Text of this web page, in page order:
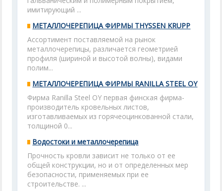
имитирующий ...
МЕТАЛЛОЧЕРЕПИЦА ФИРМЫ THYSSEN KRUPP
Ассортимент поставляемой на рынок
металлочерепицы, различается геометрией
профиля (шириной и высотой волны), видами
полим...
МЕТАЛЛОЧЕРЕПИЦА ФИРМЫ RANILLA STEEL OY
Фирма Ranilla Steel OY первая финская фирма-
производитель кровельных листов,
изготавливаемых из горячеоцинкованной стали,
толщиной 0...
Водостоки и металлочерепица
Прочность кровли зависит не только от ее
общей конструкции, но и от определенных мер
безопасности, применяемых при ее
строительстве. ...